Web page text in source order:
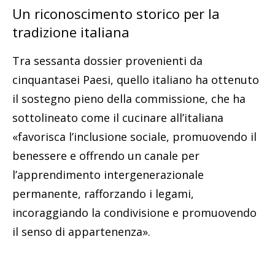
Un riconoscimento storico per la
tradizione italiana
Tra sessanta dossier provenienti da
cinquantasei Paesi, quello italiano ha ottenuto
il sostegno pieno della commissione, che ha
sottolineato come il cucinare all’italiana
«favorisca l’inclusione sociale, promuovendo il
benessere e offrendo un canale per
l’apprendimento intergenerazionale
permanente, rafforzando i legami,
incoraggiando la condivisione e promuovendo
il senso di appartenenza».